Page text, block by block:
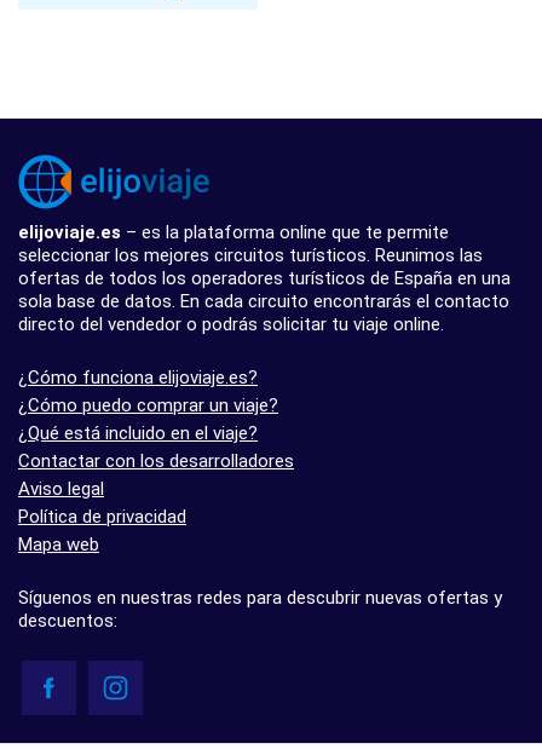
elijoviaje.es – es la plataforma online que te permite
seleccionar los mejores circuitos turísticos. Reunimos las
ofertas de todos los operadores turísticos de España en una
sola base de datos. En cada circuito encontrarás el contacto
directo del vendedor o podrás solicitar tu viaje online.
¿Cómo funciona elijoviaje.es?
¿Cómo puedo comprar un viaje?
¿Qué está incluido en el viaje?
Contactar con los desarrolladores
Aviso legal
Política de privacidad
Mapa web
Síguenos en nuestras redes para descubrir nuevas ofertas y
descuentos: